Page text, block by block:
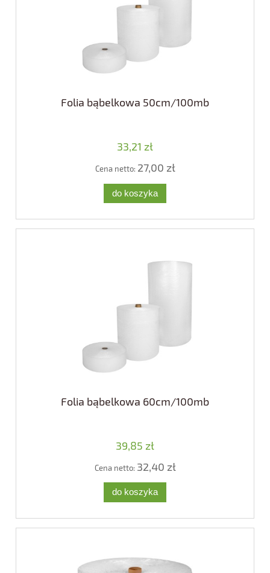
Folia bąbelkowa 50cm/100mb
33,21 zł
Cena netto: 27,00 zł
do koszyka
Folia bąbelkowa 60cm/100mb
39,85 zł
Cena netto: 32,40 zł
do koszyka